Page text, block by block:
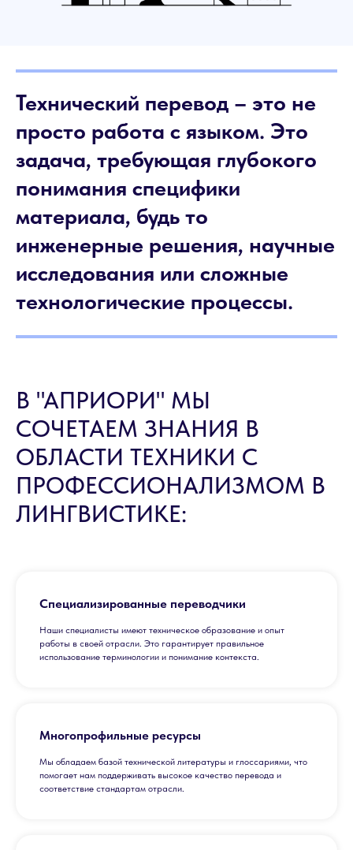
Технический перевод – это не
просто работа с языком. Это
задача, требующая глубокого
понимания специфики
материала, будь то
инженерные решения, научные
исследования или сложные
технологические процессы.
В "АПРИОРИ" МЫ
СОЧЕТАЕМ ЗНАНИЯ В
ОБЛАСТИ ТЕХНИКИ С
ПРОФЕССИОНАЛИЗМОМ В
ЛИНГВИСТИКЕ:
Специализированные переводчики
Наши специалисты имеют техническое образование и опыт
работы в своей отрасли. Это гарантирует правильное
использование терминологии и понимание контекста.
Многопрофильные ресурсы
Мы обладаем базой технической литературы и глоссариями, что
помогает нам поддерживать высокое качество перевода и
соответствие стандартам отрасли.